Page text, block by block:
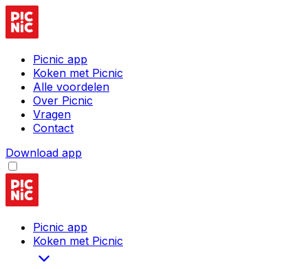
Picnic app
Koken met Picnic
Alle voordelen
Over Picnic
Vragen
Contact
Download app
Picnic app
Koken met Picnic